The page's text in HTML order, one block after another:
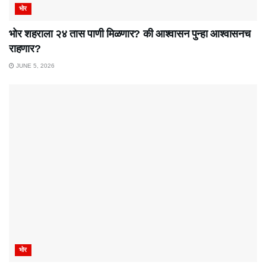
भोर
भोर शहराला २४ तास पाणी मिळणार? की आश्वासन पुन्हा आश्वासनच
राहणार?
JUNE 5, 2026
भोर